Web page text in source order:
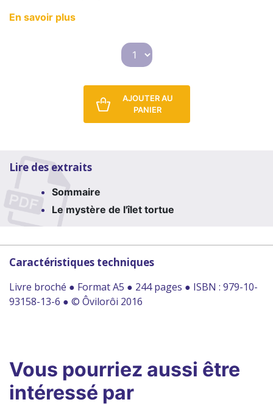
En savoir plus
AJOUTER AU
PANIER
Lire des extraits
Sommaire
Le mystère de l'îlet tortue
Caractéristiques techniques
Livre broché ● Format A5 ● 244 pages ● ISBN : 979-10-
93158-13-6 ● © Ôvilorôi 2016
Vous pourriez aussi être
intéressé par